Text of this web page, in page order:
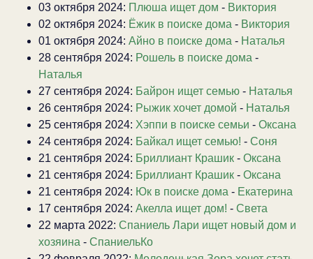
03 октября 2024: Плюша ищет дом - Виктория
02 октября 2024: Ёжик в поиске дома - Виктория
01 октября 2024: Айно в поиске дома - Наталья
28 сентября 2024: Рошель в поиске дома -
Наталья
27 сентября 2024: Байрон ищет семью - Наталья
26 сентября 2024: Рыжик хочет домой - Наталья
25 сентября 2024: Хэппи в поиске семьи - Оксана
24 сентября 2024: Байкал ищет семью! - Соня
21 сентября 2024: Бриллиант Крашик - Оксана
21 сентября 2024: Бриллиант Крашик - Оксана
21 сентября 2024: Юк в поиске дома - Екатерина
17 сентября 2024: Акелла ищет дом! - Света
22 марта 2022: Спаниель Лари ищет новый дом и
хозяина - СпаниельКо